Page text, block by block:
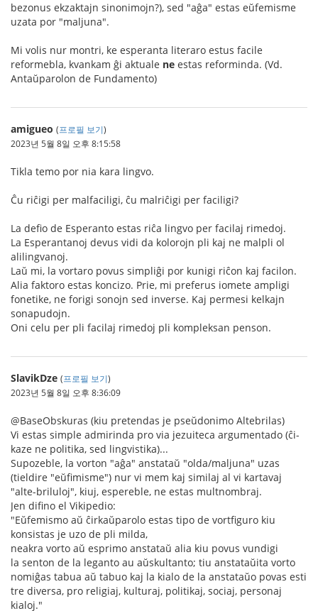
bezonus ekzaktajn sinonimojn?), sed "aĝa" estas eŭfemisme
uzata por "maljuna".
Mi volis nur montri, ke esperanta literaro estus facile
reformebla, kvankam ĝi aktuale ne estas reforminda. (Vd.
Antaŭparolon de Fundamento)
amigueo (프로필 보기)
2023년 5월 8일 오후 8:15:58
Tikla temo por nia kara lingvo.
Ĉu riĉigi per malfaciligi, ĉu malriĉigi per faciligi?
La defio de Esperanto estas riĉa lingvo per facilaj rimedoj.
La Esperantanoj devus vidi da kolorojn pli kaj ne malpli ol
alilingvanoj.
Laŭ mi, la vortaro povus simpliĝi por kunigi riĉon kaj facilon.
Alia faktoro estas koncizo. Prie, mi preferus iomete ampligi
fonetike, ne forigi sonojn sed inverse. Kaj permesi kelkajn
sonapudojn.
Oni celu per pli facilaj rimedoj pli kompleksan penson.
SlavikDze (프로필 보기)
2023년 5월 8일 오후 8:36:09
@BaseObskuras (kiu pretendas je pseŭdonimo Altebrilas)
Vi estas simple admirinda pro via jezuiteca argumentado (ĉi-
kaze ne politika, sed lingvistika)...
Supozeble, la vorton "aĝa" anstataŭ "olda/maljuna" uzas
(tieldire "eŭfimisme") nur vi mem kaj similaj al vi kartavaj
"alte-briluloj", kiuj, espereble, ne estas multnombraj.
Jen difino el Vikipedio:
"Eŭfemismo aŭ ĉirkaŭparolo estas tipo de vortfiguro kiu
konsistas je uzo de pli milda,
neakra vorto aŭ esprimo anstataŭ alia kiu povus vundigi
la senton de la leganto au aŭskultanto; tiu anstataŭita vorto
nomiĝas tabua aŭ tabuo kaj la kialo de la anstataŭo povas esti
tre diversa, pro religiaj, kulturaj, politikaj, sociaj, personaj
kialoj."